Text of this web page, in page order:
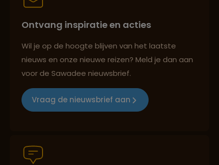
Best beoordeelde reisroutes
Reizen met oog voor mens, cultuur en milieu
Ontvang inspiratie en acties
Wil je op de hoogte blijven van het laatste
nieuws en onze nieuwe reizen? Meld je dan aan
voor de Sawadee nieuwsbrief.
Vraag de nieuwsbrief aan